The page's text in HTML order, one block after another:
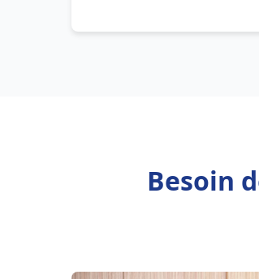
Besoin